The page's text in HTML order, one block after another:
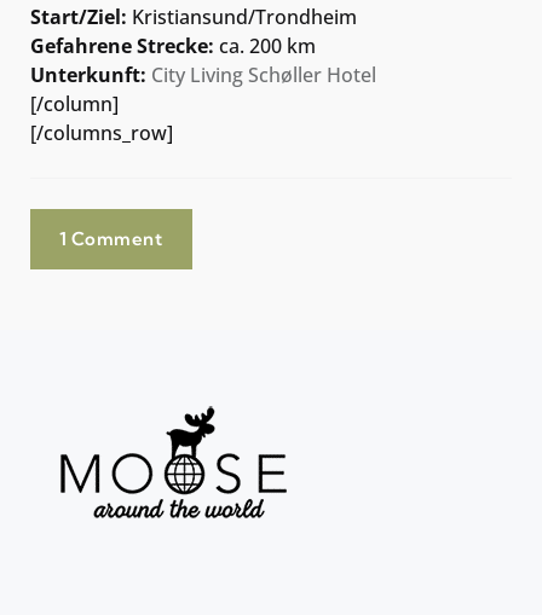
Start/Ziel: Kristiansund/Trondheim
Gefahrene Strecke: ca. 200 km
Unterkunft: City Living Schøller Hotel
[/column]
[/columns_row]
1 Comment